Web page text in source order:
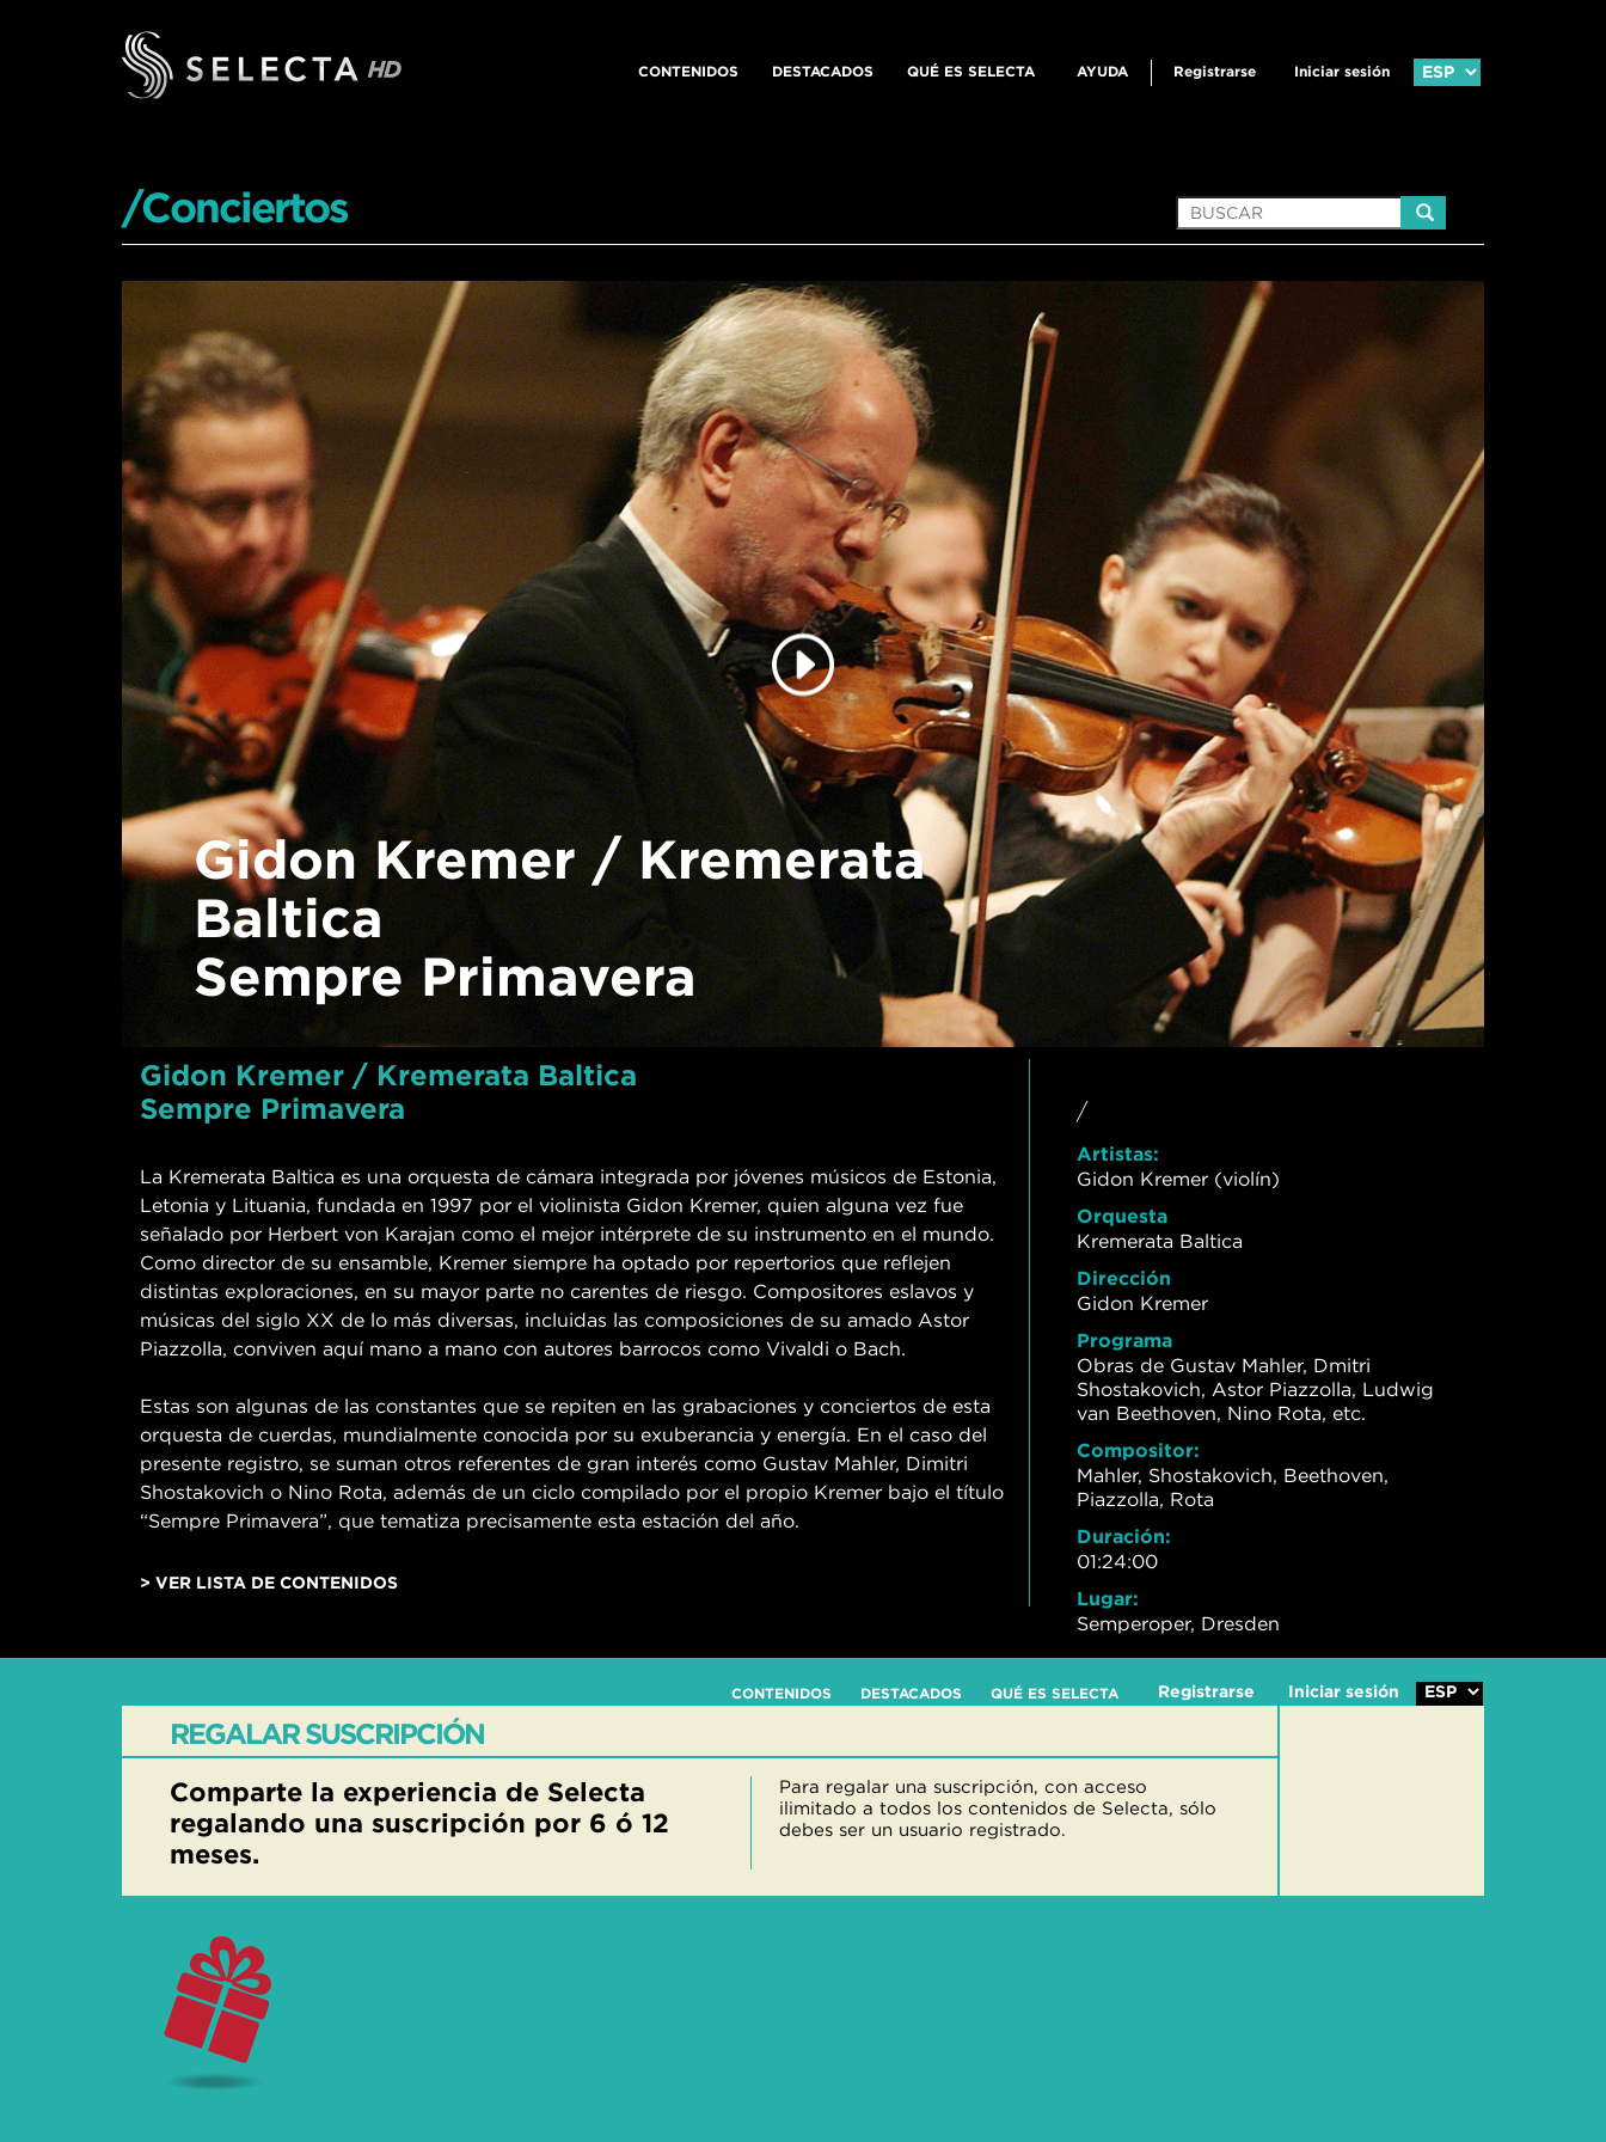
CONTENIDOS DESTACADOS QUÉ ES SELECTA AYUDA Iniciar sesión
Registrarse
/Conciertos
Gidon Kremer / Kremerata
Baltica
Sempre Primavera
Gidon Kremer / Kremerata Baltica
Sempre Primavera
La Kremerata Baltica es una orquesta de cámara integrada por jóvenes músicos de Estonia,
Letonia y Lituania, fundada en 1997 por el violinista Gidon Kremer, quien alguna vez fue
señalado por Herbert von Karajan como el mejor intérprete de su instrumento en el mundo.
Como director de su ensamble, Kremer siempre ha optado por repertorios que reflejen
distintas exploraciones, en su mayor parte no carentes de riesgo. Compositores eslavos y
músicas del siglo XX de lo más diversas, incluidas las composiciones de su amado Astor
Piazzolla, conviven aquí mano a mano con autores barrocos como Vivaldi o Bach.
Estas son algunas de las constantes que se repiten en las grabaciones y conciertos de esta
orquesta de cuerdas, mundialmente conocida por su exuberancia y energía. En el caso del
presente registro, se suman otros referentes de gran interés como Gustav Mahler, Dimitri
Shostakovich o Nino Rota, además de un ciclo compilado por el propio Kremer bajo el título
“Sempre Primavera”, que tematiza precisamente esta estación del año.
> VER LISTA DE CONTENIDOS
/
Artistas:
Gidon Kremer (violín)
Orquesta
Kremerata Baltica
Dirección
Gidon Kremer
Programa
Obras de Gustav Mahler, Dmitri
Shostakovich, Astor Piazzolla, Ludwig
van Beethoven, Nino Rota, etc.
Compositor:
Mahler, Shostakovich, Beethoven,
Piazzolla, Rota
Duración:
01:24:00
Lugar:
Semperoper, Dresden
CONTENIDOS DESTACADOS QUÉ ES SELECTA Iniciar sesión
Registrarse
REGALAR SUSCRIPCIÓN
Comparte la experiencia de Selecta
regalando una suscripción por 6 ó 12
meses.
Para regalar una suscripción, con acceso
ilimitado a todos los contenidos de Selecta, sólo
debes ser un usuario registrado.